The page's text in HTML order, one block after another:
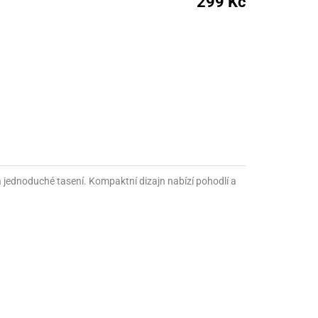
prostředky
tasení. Kompaktní dizajn nabízí pohodlí a